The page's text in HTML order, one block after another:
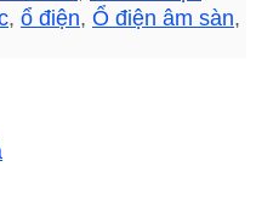
, ổ điện, Ổ điện âm sàn,